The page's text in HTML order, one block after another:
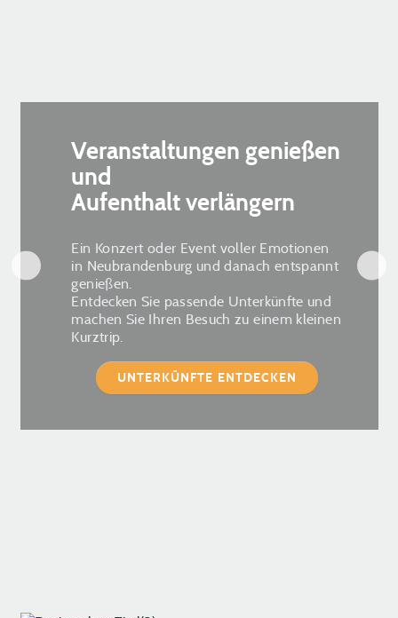
Veranstaltungen genießen
und
Aufenthalt verlängern
Ein Konzert oder Event voller Emotionen
in Neubrandenburg und danach entspannt
genießen.
Entdecken Sie passende Unterkünfte und
machen Sie Ihren Besuch zu einem kleinen
Kurztrip.
UNTERKÜNFTE ENTDECKEN